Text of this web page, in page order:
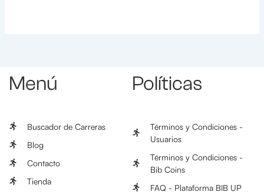
Menú
Buscador de Carreras
Blog
Contacto
Tienda
Políticas
Términos y Condiciones -
Usuarios
Términos y Condiciones -
Bib Coins
FAQ - Plataforma BIB UP